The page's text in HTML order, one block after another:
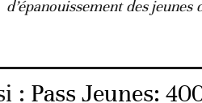
d’épanouissement des jeunes
: Pass Jeunes: